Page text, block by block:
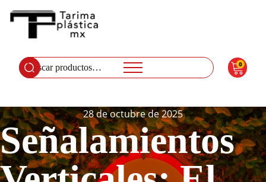
Buscar
por:
0
28 de octubre de 2025
Señalamientos